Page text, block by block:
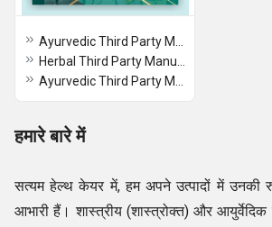
हमारे बारे में
सत्यम हेल्थ केयर में, हम अपने उत्पादों में उनकी
आभारी हैं। शास्त्रीय (शास्त्रोक्त) और आयुर्वेदिक